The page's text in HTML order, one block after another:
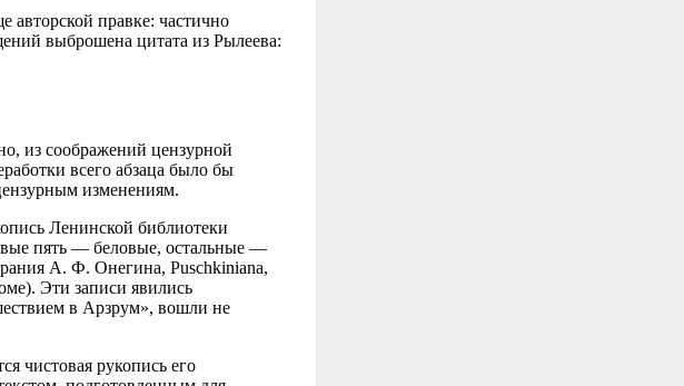
авторской правке: частично
выброшена цитата из Рылеева:
из соображений цензурной
всего абзаца было бы
изменениям.
Ленинской библиотеки
пять — беловые, остальные —
А. Ф. Онегина, Pusсhkiniana,
Эти записи явились
в Арзрум», вошли не
чистовая рукопись его